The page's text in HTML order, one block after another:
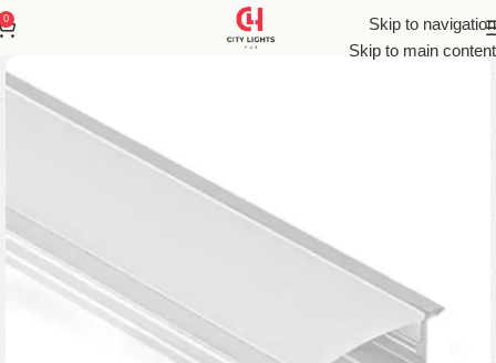
Skip to navigation
Skip to main content
0